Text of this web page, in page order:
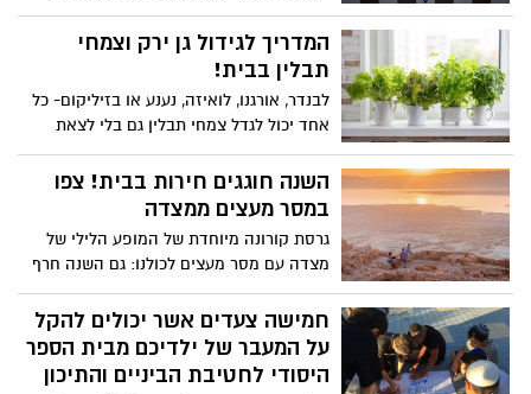
בבתי הספר, שיעורים ייחודיים במערך
השידורים הלאומי של משרד החינוך, מפגשי
זיכרון 'בזום' ומגוון בפעילויות חינוך
המדריך לגידול גן ירק וצמחי
תבלין בבית!
לבנדר, אורגנו, לואיזה, נענע או בזיליקום- כל
אחד יכול לגדל צמחי תבלין גם בלי לצאת
מהבית! משרד החקלאות מביא לכם את
המדריך המלא לתכנון ולגידול גן ירק פרטי
במרפסת, גם בימי קורונה
השנה חוגגים חירות בבית! צפו
במסר מעצים ממצדה
גרסת קורונה מיוחדת של המופע הלילי של
מצדה עם מסר מעצים לכולנו: גם השנה חרף
כל ההגבלות לא מוותרים על חג הפסח
והחירות, אבל מהבית
חמישה צעדים אשר יכולים להקל
על המעבר של ילדיכם מבית הספר
היסודי לחטיבת הביניים והתיכון